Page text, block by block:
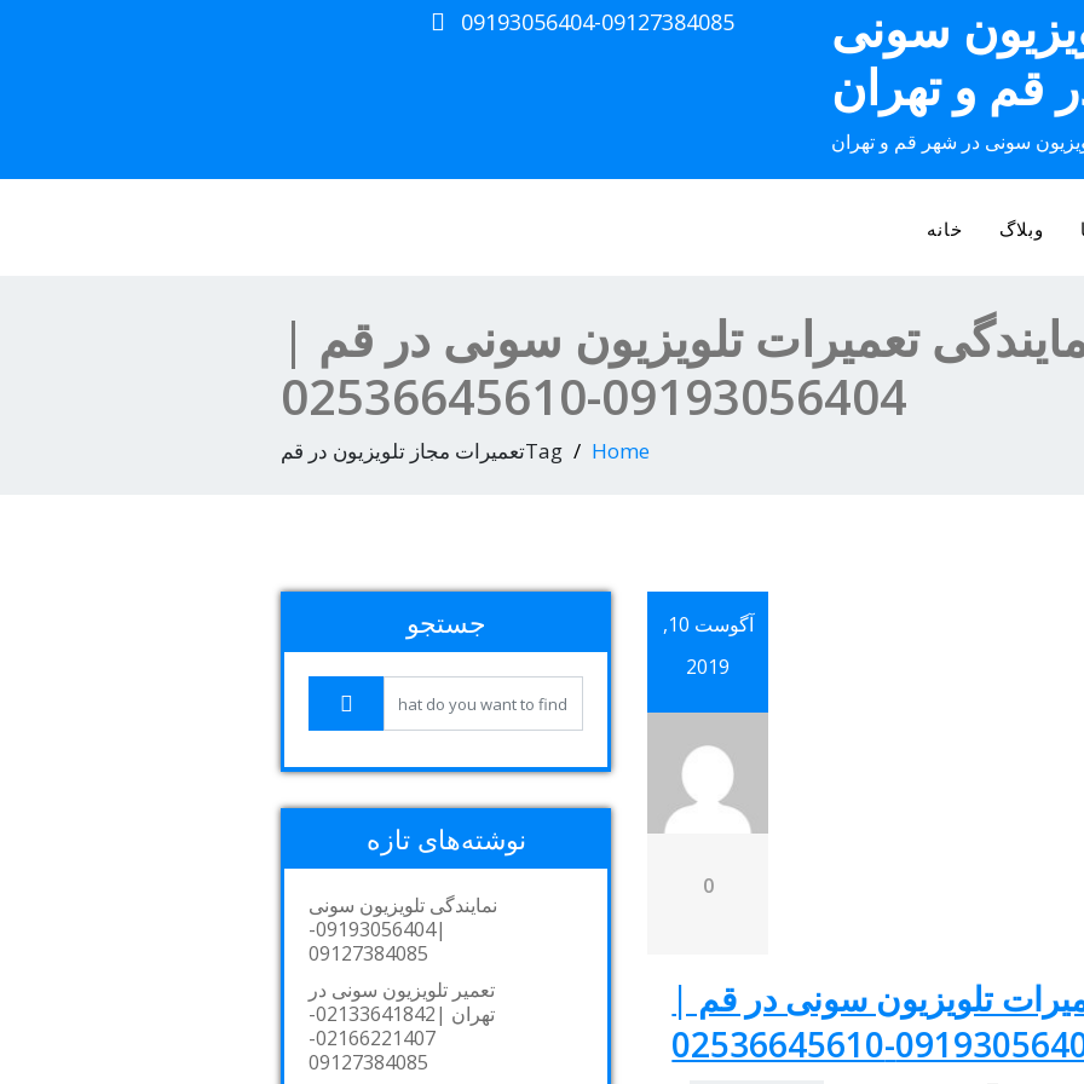
سونی
قم و تهران
سونی در شهر قم و تهران
09193056404-09127384085
خانه وبلاگ
تعمیرات تلویزیون سونی در قم |
09193056404-02536645610
Home Tagتعمیرات مجاز تلویزیون در قم
آگوست 10,
2019
0
تلویزیون سونی در قم |
09193056404-
جستجو
نوشته‌های تازه
نمایندگی تلویزیون سونی
|09193056404-
09127384085
تعمیر تلویزیون سونی در
تهران |02133641842-
02166221407-
09127384085